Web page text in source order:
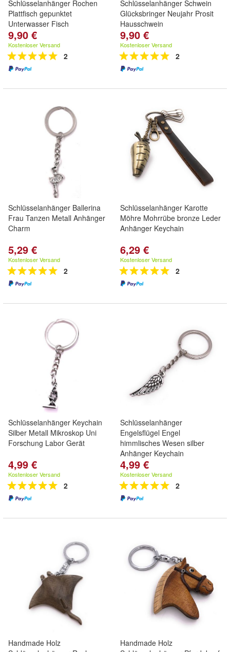
Schlüsselanhänger Rochen
Plattfisch gepunktet
Unterwasser Fisch
9,90 €
Kostenloser Versand
2
Schlüsselanhänger Schwein
Glücksbringer Neujahr Prosit
Hausschwein
9,90 €
Kostenloser Versand
2
Schlüsselanhänger Ballerina
Frau Tanzen Metall Anhänger
Charm
5,29 €
Kostenloser Versand
2
Schlüsselanhänger Karotte
Möhre Mohrrübe bronze Leder
Anhänger Keychain
6,29 €
Kostenloser Versand
2
Schlüsselanhänger Keychain
Silber Metall Mikroskop Uni
Forschung Labor Gerät
4,99 €
Kostenloser Versand
2
Schlüsselanhänger
Engelsflügel Engel
himmlisches Wesen silber
Anhänger Keychain
4,99 €
Kostenloser Versand
2
Handmade Holz
Handmade Holz